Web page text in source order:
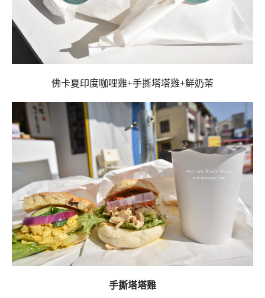
佛卡夏印度咖哩雞+手撕塔塔雞+鮮奶茶
手撕塔塔雞